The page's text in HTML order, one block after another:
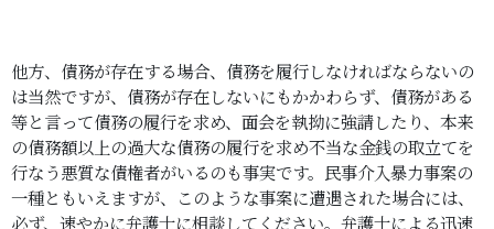
他方、債務が存在する場合、債務を履行しなければならないの
は当然ですが、債務が存在しないにもかかわらず、債務がある
等と言って債務の履行を求め、面会を執拗に強請したり、本来
の債務額以上の過大な債務の履行を求め不当な金銭の取立てを
行なう悪質な債権者がいるのも事実です。民事介入暴力事案の
一種ともいえますが、このような事案に遭遇された場合には、
必ず、速やかに弁護士に相談してください。弁護士による迅速